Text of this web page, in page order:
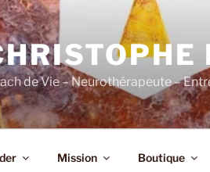
de Vie – Neurothérapeute –
Mission Boutique